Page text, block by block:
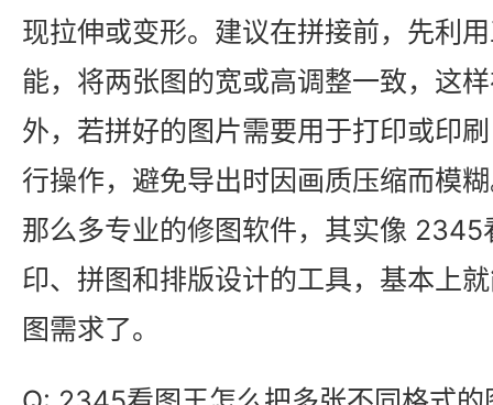
现拉伸或变形。建议在拼接前，先利
能，将两张图的宽或高调整一致，这
外，若拼好的图片需要用于打印或印
行操作，避免导出时因画质压缩而模
那么多专业的修图软件，其实像
印、拼图和排版设计的工具，基本上
图需求了。